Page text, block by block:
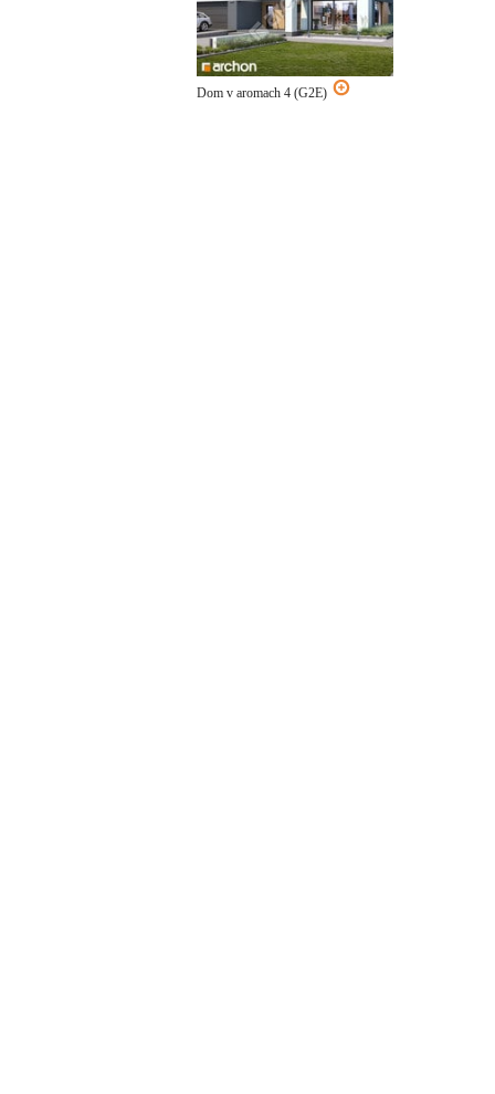
Dom v aromach 4 (G2E)